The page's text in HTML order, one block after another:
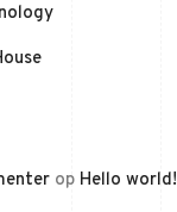
op Hello world!